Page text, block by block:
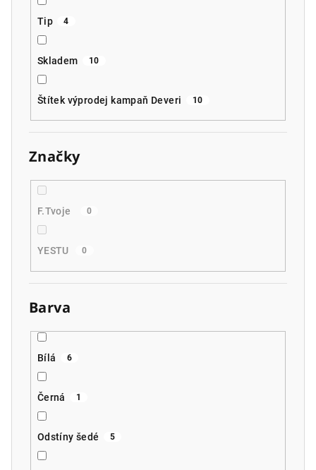
Tip 4
Skladem 10
Štítek výprodej kampaň Deveri 10
Značky
F.Tvoje 0
YESTU 0
Barva
Bílá 6
Černá 1
Odstíny šedé 5